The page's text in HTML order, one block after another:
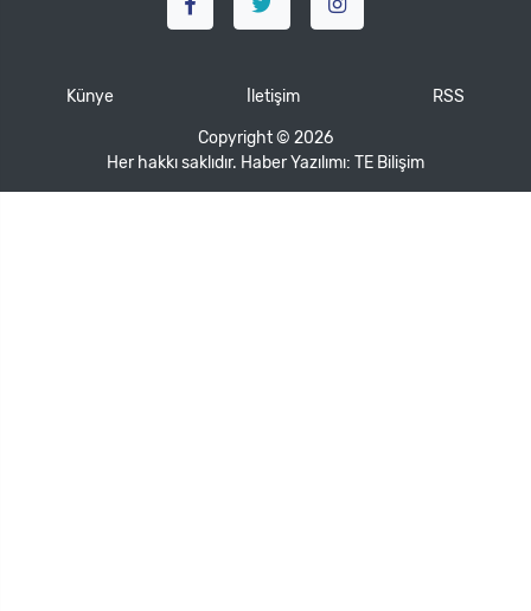
Künye İletişim RSS
Copyright © 2026
Her hakkı saklıdır. Haber Yazılımı: TE Bilişim